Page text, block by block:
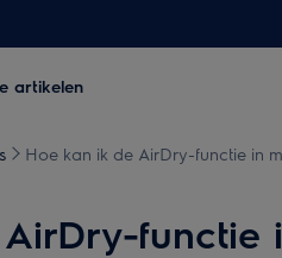
artikelen
Hoe kan ik de AirDry-functie in
functie